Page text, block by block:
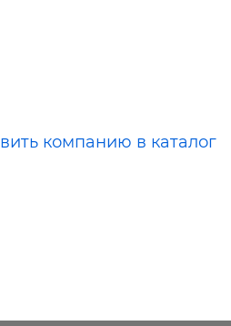
компанию в каталог